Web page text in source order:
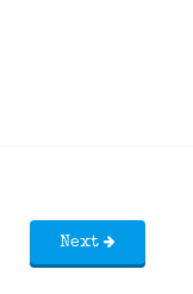
Next